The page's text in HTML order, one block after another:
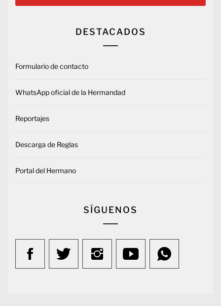
DESTACADOS
Formulario de contacto
WhatsApp oficial de la Hermandad
Reportajes
Descarga de Reglas
Portal del Hermano
SÍGUENOS